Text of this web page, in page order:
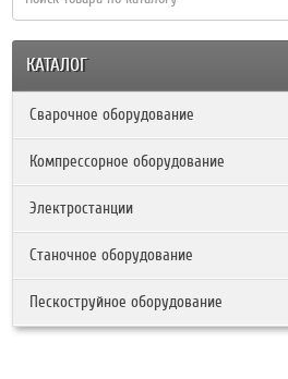
КАТАЛОГ
Сварочное оборудование
Компрессорное оборудование
Электростанции
Станочное оборудование
Пескоструйное оборудование